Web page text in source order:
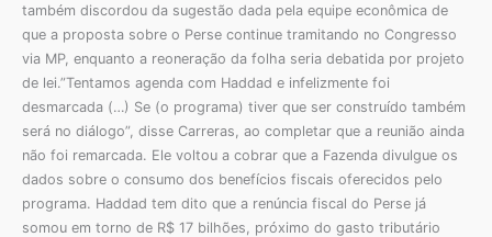
também discordou da sugestão dada pela equipe econômica de
que a proposta sobre o Perse continue tramitando no Congresso
via MP, enquanto a reoneração da folha seria debatida por projeto
de lei.”Tentamos agenda com Haddad e infelizmente foi
desmarcada (…) Se (o programa) tiver que ser construído também
será no diálogo”, disse Carreras, ao completar que a reunião ainda
não foi remarcada. Ele voltou a cobrar que a Fazenda divulgue os
dados sobre o consumo dos benefícios fiscais oferecidos pelo
programa. Haddad tem dito que a renúncia fiscal do Perse já
somou em torno de R$ 17 bilhões, próximo do gasto tributário